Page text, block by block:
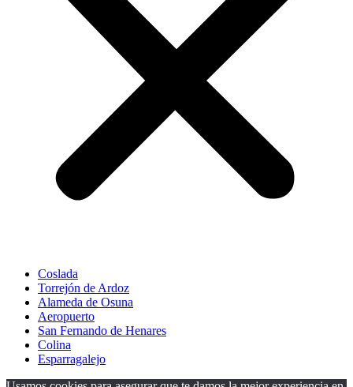
Coslada
Torrejón de Ardoz
Alameda de Osuna
Aeropuerto
San Fernando de Henares
Colina
Esparragalejo